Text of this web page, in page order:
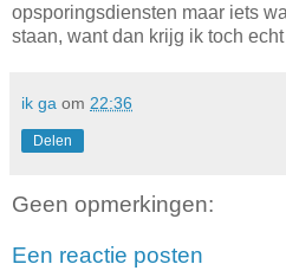
opsporingsdiensten maar iets
staan, want dan krijg ik toch
ik ga om 22:36
Delen
Geen opmerkingen:
Een reactie posten